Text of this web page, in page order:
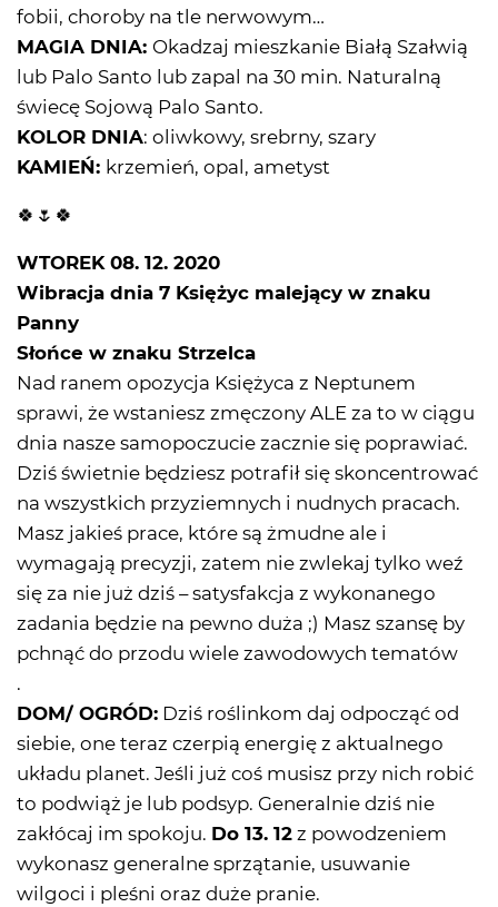
fobii, choroby na tle nerwowym…
MAGIA DNIA: Okadzaj mieszkanie Białą Szałwią
lub Palo Santo lub zapal na 30 min. Naturalną
świecę Sojową Palo Santo.
KOLOR DNIA: oliwkowy, srebrny, szary
KAMIEŃ: krzemień, opal, ametyst
🍀🌷🍀
WTOREK 08. 12. 2020
Wibracja dnia 7 Księżyc malejący w znaku
Panny
Słońce w znaku Strzelca
Nad ranem opozycja Księżyca z Neptunem
sprawi, że wstaniesz zmęczony ALE za to w ciągu
dnia nasze samopoczucie zacznie się poprawiać.
Dziś świetnie będziesz potrafił się skoncentrować
na wszystkich przyziemnych i nudnych pracach.
Masz jakieś prace, które są żmudne ale i
wymagają precyzji, zatem nie zwlekaj tylko weź
się za nie już dziś – satysfakcja z wykonanego
zadania będzie na pewno duża ;) Masz szansę by
pchnąć do przodu wiele zawodowych tematów
.
DOM/ OGRÓD: Dziś roślinkom daj odpocząć od
siebie, one teraz czerpią energię z aktualnego
układu planet. Jeśli już coś musisz przy nich robić
to podwiąż je lub podsyp. Generalnie dziś nie
zakłócaj im spokoju. Do 13. 12 z powodzeniem
wykonasz generalne sprzątanie, usuwanie
wilgoci i pleśni oraz duże pranie.